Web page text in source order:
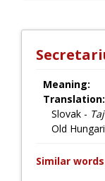
Meaning:
Translation:
Slovak -
Old
Similar words